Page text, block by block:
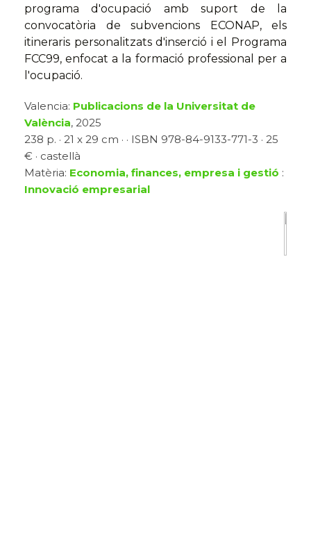
programa d'ocupació amb suport de la
convocatòria de subvencions ECONAP, els
itineraris personalitzats d'inserció i el Programa
FCC99, enfocat a la formació professional per a
l'ocupació.
Valencia: Publicacions de la Universitat de
València, 2025
238 p. · 21 x 29 cm · · ISBN 978-84-9133-771-3 · 25
€ · castellà
Matèria: Economia, finances, empresa i gestió :
Innovació empresarial